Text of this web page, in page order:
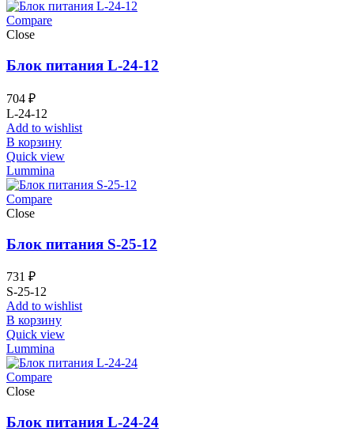
Compare
Close
Блок питания L-24-12
704 ₽
L-24-12
Add to wishlist
В корзину
Quick view
Lummina
Compare
Close
Блок питания S-25-12
731 ₽
S-25-12
Add to wishlist
В корзину
Quick view
Lummina
Compare
Close
Блок питания L-24-24